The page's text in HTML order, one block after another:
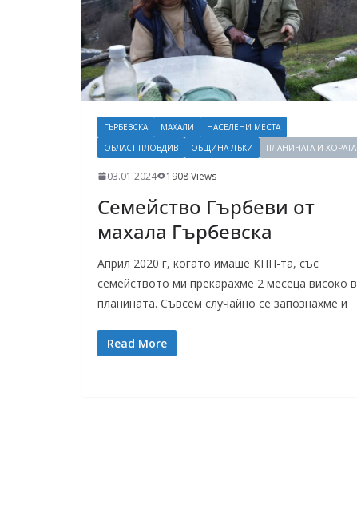
ГЪРБЕВСКА МАХАЛИ
НАСЕЛЕНИ МЕСТА
ОБЛАСТ ПЛОВДИВ
ОБЩИНА ЛЪКИ ПЛАНИНАТА И ХОРАТА
03.01.2024 1908 Views
Семейство Гърбеви от
махала Гърбевска
Април 2020 г, когато имаше КПП-та, със
семейството ми прекарахме 2 месеца високо в
планината. Съвсем случайно се запознахме и
Read More